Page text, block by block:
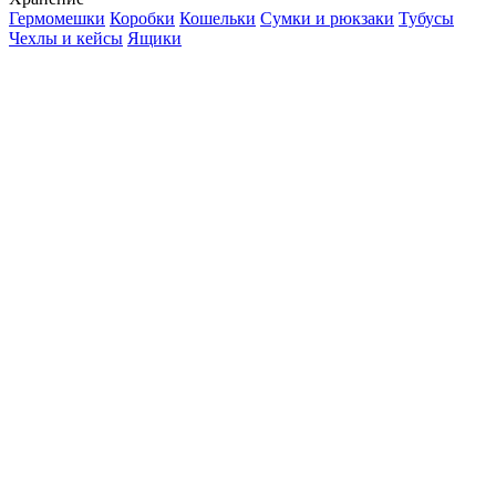
Гермомешки Коробки Кошельки Сумки и рюкзаки Тубусы
Чехлы и кейсы Ящики